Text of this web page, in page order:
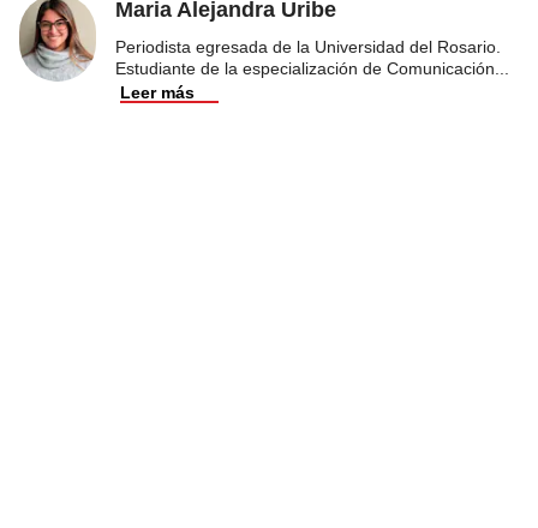
Maria Alejandra Uribe
Periodista egresada de la Universidad del Rosario.
Estudiante de la especialización de Comunicación
Leer más